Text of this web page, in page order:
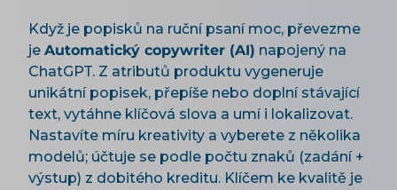
Když je popisků na ruční psaní moc, převezme
je Automatický copywriter (AI) napojený na
ChatGPT. Z atributů produktu vygeneruje
unikátní popisek, přepíše nebo doplní stávající
text, vytáhne klíčová slova a umí i lokalizovat.
Nastavíte míru kreativity a vyberete z několika
modelů; účtuje se podle počtu znaků (zadání +
výstup) z dobitého kreditu. Klíčem ke kvalitě je